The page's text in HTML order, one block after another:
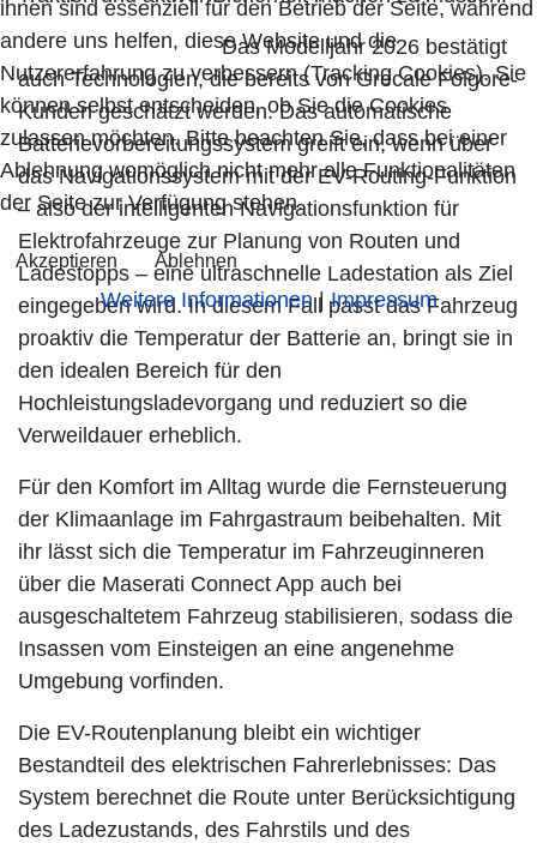
Das Modelljahr 2026 bestätigt
auch Technologien, die bereits von Grecale Folgore-
Kunden geschätzt werden. Das automatische
Batterievorbereitungssystem greift ein, wenn über
das Navigationssystem mit der EV-Routing-Funktion
– also der intelligenten Navigationsfunktion für
Elektrofahrzeuge zur Planung von Routen und
Ladestopps – eine ultraschnelle Ladestation als Ziel
eingegeben wird. In diesem Fall passt das Fahrzeug
proaktiv die Temperatur der Batterie an, bringt sie in
den idealen Bereich für den
Hochleistungsladevorgang und reduziert so die
Verweildauer erheblich.
Für den Komfort im Alltag wurde die Fernsteuerung
der Klimaanlage im Fahrgastraum beibehalten. Mit
ihr lässt sich die Temperatur im Fahrzeuginneren
über die Maserati Connect App auch bei
ausgeschaltetem Fahrzeug stabilisieren, sodass die
Insassen vom Einsteigen an eine angenehme
Umgebung vorfinden.
Die EV-Routenplanung bleibt ein wichtiger
Bestandteil des elektrischen Fahrerlebnisses: Das
System berechnet die Route unter Berücksichtigung
des Ladezustands, des Fahrstils und des
ihnen sind essenziell für den Betrieb der Seite, während
andere uns helfen, diese Website und die
Nutzererfahrung zu verbessern (Tracking Cookies). Sie
können selbst entscheiden, ob Sie die Cookies
zulassen möchten. Bitte beachten Sie, dass bei einer
Ablehnung womöglich nicht mehr alle Funktionalitäten
der Seite zur Verfügung stehen.
Akzeptieren Ablehnen
Weitere Informationen|Impressum